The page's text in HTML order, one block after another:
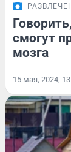
смогут
мозга
15 мая, 2024,